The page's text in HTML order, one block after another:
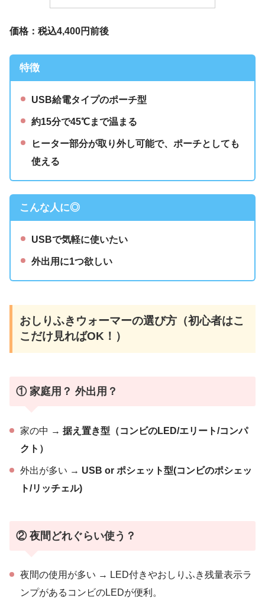
価格：税込4,400円前後
特徴
USB給電タイプのポーチ型
約15分で45℃まで温まる
ヒーター部分が取り外し可能で、ポーチとしても
使える
こんな人に◎
USBで気軽に使いたい
外出用に1つ欲しい
おしりふきウォーマーの選び方（初心者はこ
こだけ見ればOK！）
① 家庭用？ 外出用？
家の中 → 据え置き型（コンビのLED/エリート/コンパ
クト）
外出が多い → USB or ポシェット型(コンビのポシェッ
ト/リッチェル)
② 夜間どれぐらい使う？
夜間の使用が多い → LED付きやおしりふき残量表示ラ
ンプがあるコンビのLEDが便利。